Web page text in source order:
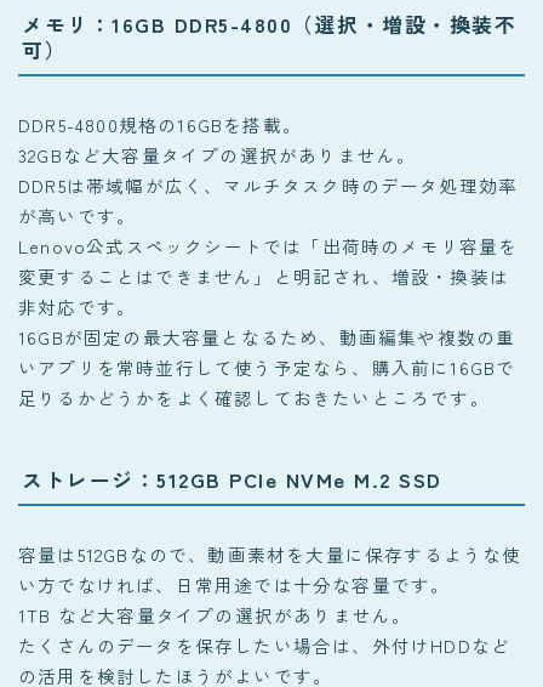
メモリ：16GB DDR5-4800（選択・増設・換装不
可）
DDR5-4800規格の16GBを搭載。
32GBなど大容量タイプの選択がありません。
DDR5は帯域幅が広く、マルチタスク時のデータ処理効率
が高いです。
Lenovo公式スペックシートでは「出荷時のメモリ容量を
変更することはできません」と明記され、増設・換装は
非対応です。
16GBが固定の最大容量となるため、動画編集や複数の重
いアプリを常時並行して使う予定なら、購入前に16GBで
足りるかどうかをよく確認しておきたいところです。
ストレージ：512GB PCIe NVMe M.2 SSD
容量は512GBなので、動画素材を大量に保存するような使
い方でなければ、日常用途では十分な容量です。
1TB など大容量タイプの選択がありません。
たくさんのデータを保存したい場合は、外付けHDDなど
の活用を検討したほうがよいです。